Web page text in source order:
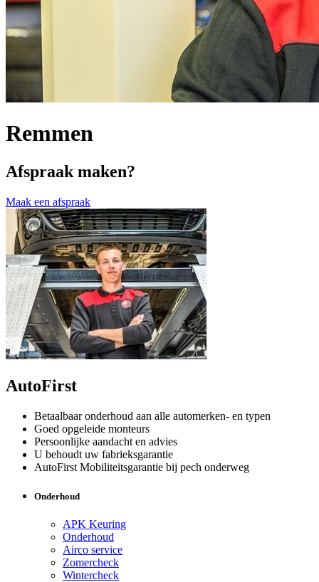
Remmen
Afspraak maken?
Maak een afspraak
AutoFirst
Betaalbaar onderhoud aan alle automerken- en typen
Goed opgeleide monteurs
Persoonlijke aandacht en advies
U behoudt uw fabrieksgarantie
AutoFirst Mobiliteitsgarantie bij pech onderweg
Onderhoud
APK Keuring
Onderhoud
Airco service
Zomercheck
Wintercheck